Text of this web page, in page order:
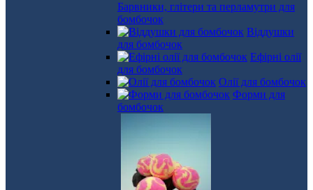
Барвники, глітери та перламутри для
бомбочок
Віддушки
для бомбочок
Ефірні олії
для бомбочок
Олії для бомбочок
Форми для
бомбочок